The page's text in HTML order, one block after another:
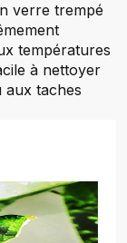
verre trempé
températures
à nettoyer
aux taches